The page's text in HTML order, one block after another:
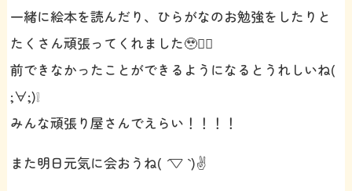
一緒に絵本を読んだり、ひらがなのお勉強をしたりと
たくさん頑張ってくれました🥹❤️‍🔥
前できなかったことができるようになるとうれしいね(
;∀;)❕
みんな頑張り屋さんでえらい！！！！
また明日元気に会おうね( ´ ▽ ` )✌️